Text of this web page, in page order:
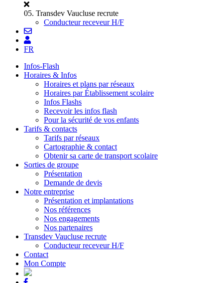
05. Transdev Vaucluse recrute
Conducteur receveur H/F
FR
Infos-Flash
Horaires & Infos
Horaires et plans par réseaux
Horaires par Établissement scolaire
Infos Flashs
Recevoir les infos flash
Pour la sécurité de vos enfants
Tarifs & contacts
Tarifs par réseaux
Cartographie & contact
Obtenir sa carte de transport scolaire
Sorties de groupe
Présentation
Demande de devis
Notre entreprise
Présentation et implantations
Nos références
Nos engagements
Nos partenaires
Transdev Vaucluse recrute
Conducteur receveur H/F
Contact
Mon Compte